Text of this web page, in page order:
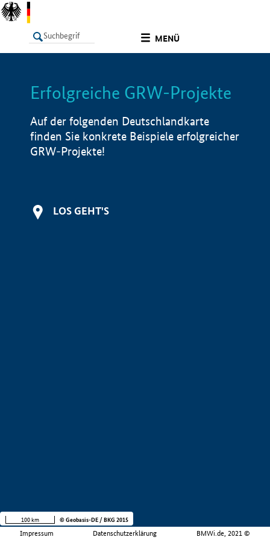
MENÜ
LISTE Info
Erfolgreiche GRW-Projekte
Auf der folgenden Deutschlandkarte
finden Sie konkrete Beispiele erfolgreicher
GRW-Projekte!
LOS GEHT'S
Impressum Datenschutzerklärung BMWi.de, 2021 ©
100 km © Geobasis-DE / BKG 2015